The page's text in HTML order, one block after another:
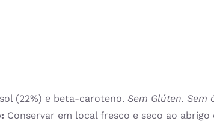
(22%) e beta-caroteno.Sem Glúten. Sem
Conservar em local fresco e seco ao abrigo